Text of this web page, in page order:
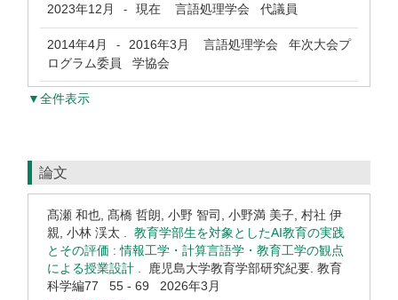
2023年12月 - 現在 言語処理学会 代議員
2014年4月 - 2016年3月
言語処理学会 年次大会プ
ログラム委員 学協会
▼全件表示
論文
髙瀬 和也, 髙橋 哲朗, 小野 智司, 小野満 美子, 村社 伊
親, 小林 渓太 . 教育学部生を対象としたAI教育の実践
とその評価 : 情報工学・計算言語学・教育工学の観点
による授業設計 .
鹿児島大学教育学部研究紀要. 教育
科学編77 55 - 69 2026年3月